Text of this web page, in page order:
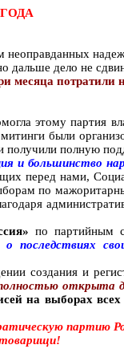
неоправданных
дальше дело не
потратили
этому
были
получили полную
и большинство
перед нами,
по
по партийным
последствиях
создания и
открыта
на выборах
партию
товарищи!